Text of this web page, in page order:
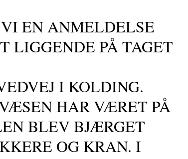
EN ANMELDELSE
LIGGENDE PÅ TAGET
I KOLDING.
HAR VÆRET PÅ
BLEV BJÆRGET
OG KRAN. I